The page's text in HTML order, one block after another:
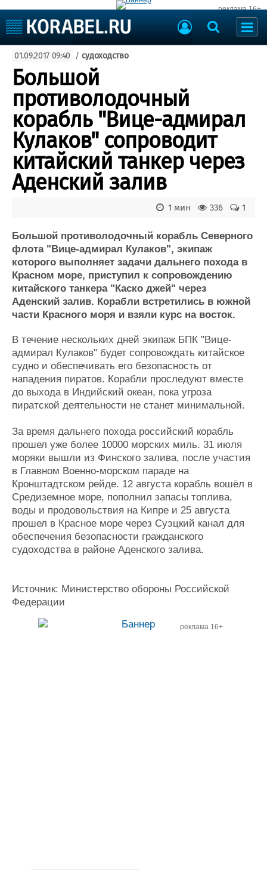
реклама 16+
Судоходство
Судоремонт
События
Порты
Рыболовство
ВМФ
Образование
Яхты и катера
Еще
Судостроение
Пульс
Репутация
Работа
Крюинг
Журнал
Реклама
Торговая площадка
Доска объявлений
Продажа флота
Изделия
Материалы
Услуги
Выставки и семинары
Личности
Словарь
Галерея флота
Форум
Отзывы
Все службы
01.09.2017 09:40 / судоходство
Большой
противолодочный
корабль "Вице-адмирал
Кулаков" сопроводит
китайский танкер через
Аденский залив
1
336
1 мин
Большой противолодочный корабль Северного
флота "Вице-адмирал Кулаков", экипаж
которого выполняет задачи дальнего похода в
Красном море, приступил к сопровождению
китайского танкера "Каско джей" через
Аденский залив. Корабли встретились в южной
части Красного моря и взяли курс на восток.
В течение нескольких дней экипаж БПК "Вице-
адмирал Кулаков" будет сопровождать китайское
судно и обеспечивать его безопасность от
нападения пиратов. Корабли проследуют вместе
до выхода в Индийский океан, пока угроза
пиратской деятельности не станет минимальной.
За время дальнего похода российский корабль
прошел уже более 10000 морских миль. 31 июля
моряки вышли из Финского залива, после участия
в Главном Военно-морском параде на
Кронштадтском рейде. 12 августа корабль вошёл в
Средиземное море, пополнил запасы топлива,
воды и продовольствия на Кипре и 25 августа
прошел в Красное море через Суэцкий канал для
обеспечения безопасности гражданского
судоходства в районе Аденского залива.
Источник: Министерство обороны Российской
Федерации
реклама 16+